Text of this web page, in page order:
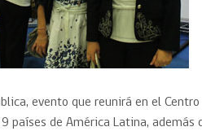
Público
Compra Pública de
Innovación
perspectiva de género
evento que reunirá en el
países de América Latina, además